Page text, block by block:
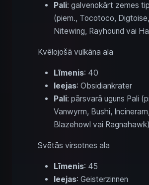
Pali: galvenokārt zemes
(piem., Tocotoco,
Nitewing, Rayhound vai
Kvēlojošā vulkāna ala
Līmenis: 40
Ieejas: Obsidiankrater
Pali: pārsvarā uguns Pali
Vanwyrm, Bushi, Incineram,
Blazehowl vai Ragnahawk)
Svētās virsotnes ala
Līmenis: 45
Ieejas: Geisterzinnen